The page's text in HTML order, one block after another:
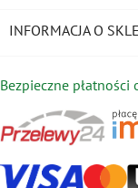
INFORMACJA O
Bezpieczne płatności